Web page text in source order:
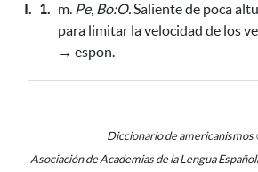
I. 1. m. Pe, Bo:O.Saliente de poca
para limitar la velocidad de los
→ espon.
Diccionario de americanismos
Asociación de Academias de la Lengua